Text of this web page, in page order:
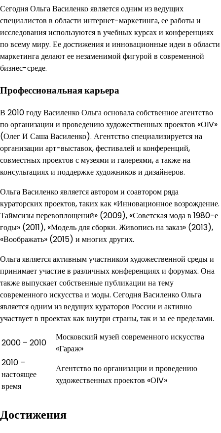
Сегодня Ольга Василенко является одним из ведущих
специалистов в области интернет-маркетинга, ее работы и
исследования используются в учебных курсах и конференциях
по всему миру. Ее достижения и инновационные идеи в области
маркетинга делают ее незаменимой фигурой в современной
бизнес-среде.
Профессиональная карьера
В 2010 году Василенко Ольга основала собственное агентство
по организации и проведению художественных проектов «ОIV»
(Олег И Саша Василенко). Агентство специализируется на
организации арт-выставок, фестивалей и конференций,
совместных проектов с музеями и галереями, а также на
консультациях и поддержке художников и дизайнеров.
Ольга Василенко является автором и соавтором ряда
кураторских проектов, таких как «Инновационное возрождение.
Таймсизы перевоплощений» (2009), «Советская мода в 1980-е
годы» (2011), «Модель для сборки. Живопись на заказ» (2013),
«Воображать» (2015) и многих других.
Ольга является активным участником художественной среды и
принимает участие в различных конференциях и форумах. Она
также выпускает собственные публикации на тему
современного искусства и моды. Сегодня Василенко Ольга
является одним из ведущих кураторов России и активно
участвует в проектах как внутри страны, так и за ее пределами.
2000 – 2010
Московский музей современного искусства
«Гараж»
2010 –
настоящее
время
Агентство по организации и проведению
художественных проектов «ОIV»
Достижения